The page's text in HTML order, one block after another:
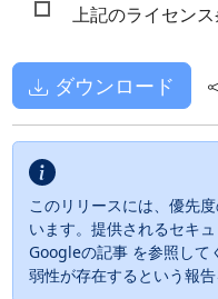
上記のライセン
ダウンロード
このリリースには、優先
います。提供されるセキ
Googleの記事 を参照して
弱性が存在するという報告